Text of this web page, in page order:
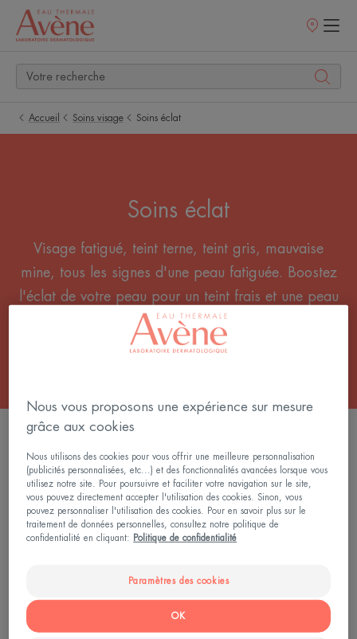
Points
Accueil Soins visage Soins éclat
Soins éclat
Visage fatigué, teint terne, teint gris, mauvaise
mine, tous les signes d'une peau fatiguée. Boostez
l'éclat de votre peau pour un teint frais et une peau
pétillante de bonne santé. Objectif : Healthy glow !
0 résultat pour "Soins éclat"
produit
Nous vous proposons une expérience sur mesure
grâce aux cookies
Nous utilisons des cookies pour vous offrir une meilleure personnalisation
(publicités personnalisées, etc...) et des fonctionnalités avancées lorsque vous
utilisez notre site. Pour poursuivre et faciliter votre navigation sur le site,
vous pouvez directement accepter l'utilisation des cookies. Sinon, vous
pouvez personnaliser l'utilisation des cookies. Pour en savoir plus sur le
traitement de données personnelles, consultez notre politique de
confidentialité en cliquant:
Politique de confidentialité
Paramètres des cookies
OK